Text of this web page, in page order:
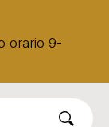
orario 9-